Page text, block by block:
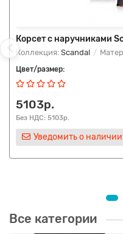
Корсет с наручниками
Коллекция: Scandal
Цвет/размер:
5103р.
Без НДС: 5103р.
Уведомить о наличии
Все категории